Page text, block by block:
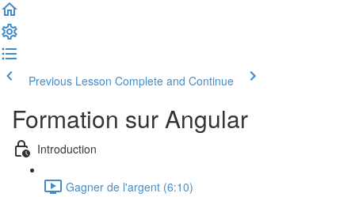
Previous Lesson Complete and Continue
Formation sur Angular
Introduction
Gagner de l'argent (6:10)